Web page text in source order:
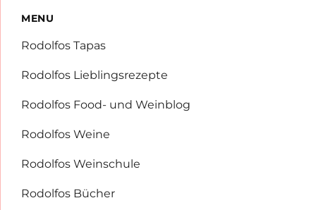
MENU
Rodolfos Tapas
Rodolfos Lieblingsrezepte
Rodolfos Food- und Weinblog
Rodolfos Weine
Rodolfos Weinschule
Rodolfos Bücher